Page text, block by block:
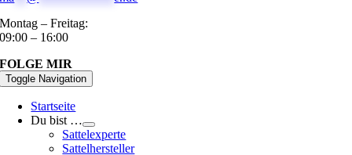
Montag – Freitag:
09:00 – 16:00
FOLGE MIR
Toggle Navigation
Startseite
Du bist …
Sattelexperte
Sattelhersteller